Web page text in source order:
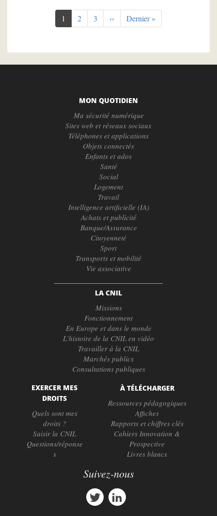
Pagination
Page
courante
1 Page
2 Page
3
Page
suivante
››
Dernière
page
Dernier »
MON QUOTIDIEN
Ma sécurité numérique
Sites web et réseaux sociaux
Téléphones et applications
Objets connectés
Enfants et ados
Santé
Social
Logement
Travail
Intelligence artificielle (IA)
Achats et publicité
Banque/Assurance
Citoyenneté
Sport
Transports et mobilité
Vie associative
LA CNIL
Missions
Fonctionnement
En Europe et dans le monde
L’histoire de la CNIL en vidéo
Travailler à la CNIL
Marchés publics
Consultations publiques
EXERCER MES
DROITS
Quels sont mes
droits ?
Saisir la CNIL
Questions/réponse
s
À TÉLÉCHARGER
Ressources pédagogiques
Affiches
Rapports et chiffres clés
Cahiers Innovation &
Prospective
Livres blancs
Suivez-nous